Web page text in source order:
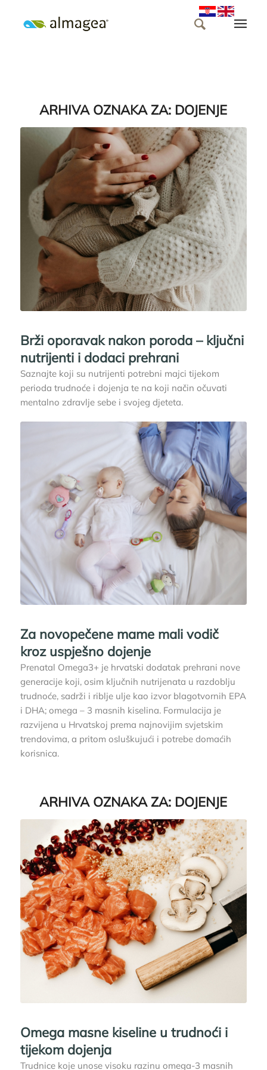
ARHIVA OZNAKA ZA: DOJENJE
Brži oporavak nakon poroda – ključni
nutrijenti i dodaci prehrani
Saznajte koji su nutrijenti potrebni majci tijekom
perioda trudnoće i dojenja te na koji način očuvati
mentalno zdravlje sebe i svojeg djeteta.
Za novopečene mame mali vodič
kroz uspješno dojenje
Prenatal Omega3+ je hrvatski dodatak prehrani nove
generacije koji, osim ključnih nutrijenata u razdoblju
trudnoće, sadrži i riblje ulje kao izvor blagotvornih EPA
i DHA; omega – 3 masnih kiselina. Formulacija je
razvijena u Hrvatskoj prema najnovijim svjetskim
trendovima, a pritom osluškujući i potrebe domaćih
korisnica.
ARHIVA OZNAKA ZA: DOJENJE
Omega masne kiseline u trudnoći i
tijekom dojenja
Trudnice koje unose visoku razinu omega-3 masnih